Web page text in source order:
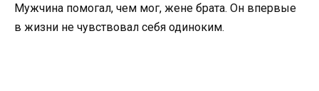
Мужчина помогал, чем мог, жене брата. Он впервые
в жизни не чувствовал себя одиноким.